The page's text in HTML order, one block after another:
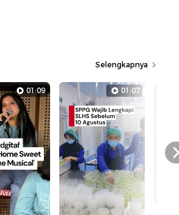
Selengkapnya
01:09 01:07